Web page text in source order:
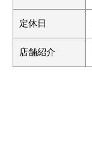
定休日
店舗紹介